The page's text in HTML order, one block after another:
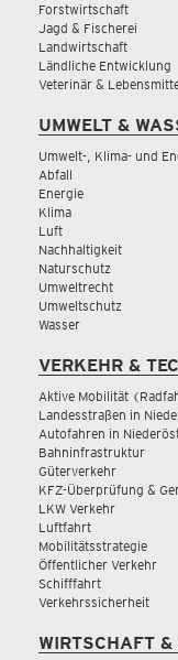
Forstwirtschaft
Jagd & Fischerei
Landwirtschaft
Ländliche Entwicklung
Veterinär &
UMWELT &
Umwelt-, Klima- und
Abfall
Energie
Klima
Luft
Nachhaltigkeit
Naturschutz
Umweltrecht
Umweltschutz
Wasser
VERKEHR &
Aktive Mobilität
Landesstraßen in
Autofahren in
Bahninfrastruktur
Güterverkehr
KFZ-Überprüfung &
LKW Verkehr
Luftfahrt
Mobilitätsstrategie
Öffentlicher Verkehr
Schifffahrt
Verkehrssicherheit
WIRTSCHAFT